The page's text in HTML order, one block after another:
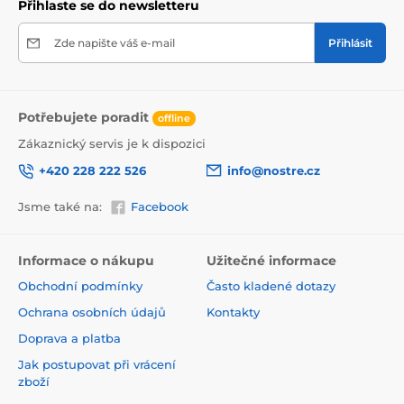
Použitá tisková metoda je ekologická, a proto jsou
přísné normy a mají VOC i GREENGUARD GOLD
certifikaci. Navíc jsou bez obsahu PVC a lepidlo je na
Přihlaste se do newsletteru
Zde napište váš e-mail Přihlásit
Potřebujete poradit offline
Zákaznický servis je k dispozici
+420 228 222 526
info@nostre.cz
Jsme také na: Facebook
Informace o nákupu
Obchodní podmínky
Ochrana osobních údajů
Doprava a platba
Jak postupovat při vrácení
zboží
Užitečné informace
Často kladené dotazy
Kontakty